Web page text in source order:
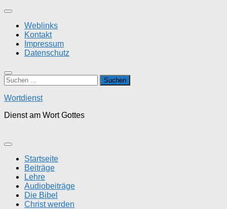
Zum
springenWeblinks
Kontakt
Impressum
Datenschutz
Suchen
nach:
Wortdienst
Dienst am Wort Gottes
Startseite
Beiträge
Lehre
Audiobeiträge
Die Bibel
Christ werden